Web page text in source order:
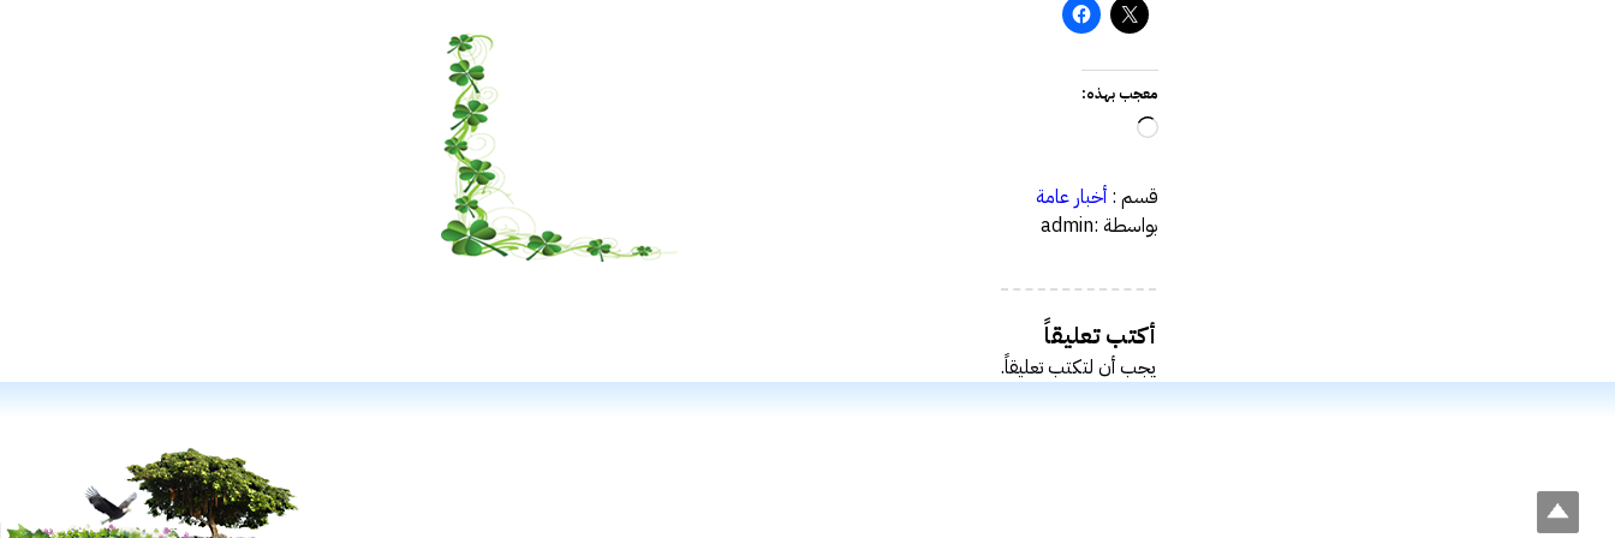
معجب بهذه:
جاري
قسم : أخبار عامة
بواسطة :admin
أكتب تعليقاً
يجب أن لتكتب تعليقاً.